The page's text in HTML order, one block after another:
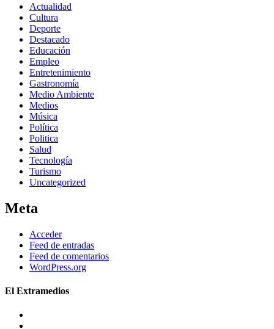
Actualidad
Cultura
Deporte
Destacado
Educación
Empleo
Entretenimiento
Gastronomía
Medio Ambiente
Medios
Música
Política
Politica
Salud
Tecnología
Turismo
Uncategorized
Meta
Acceder
Feed de entradas
Feed de comentarios
WordPress.org
El Extramedios